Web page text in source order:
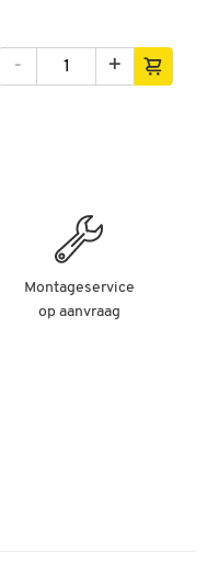
+
-
Montageservice
op aanvraag